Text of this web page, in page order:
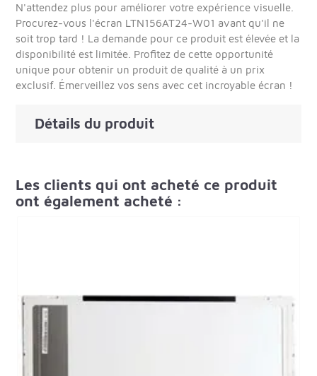
N'attendez plus pour améliorer votre expérience visuelle.
Procurez-vous l'écran LTN156AT24-W01 avant qu'il ne
soit trop tard ! La demande pour ce produit est élevée et la
disponibilité est limitée. Profitez de cette opportunité
unique pour obtenir un produit de qualité à un prix
exclusif. Émerveillez vos sens avec cet incroyable écran !
Détails du produit
Les clients qui ont acheté ce produit
ont également acheté :